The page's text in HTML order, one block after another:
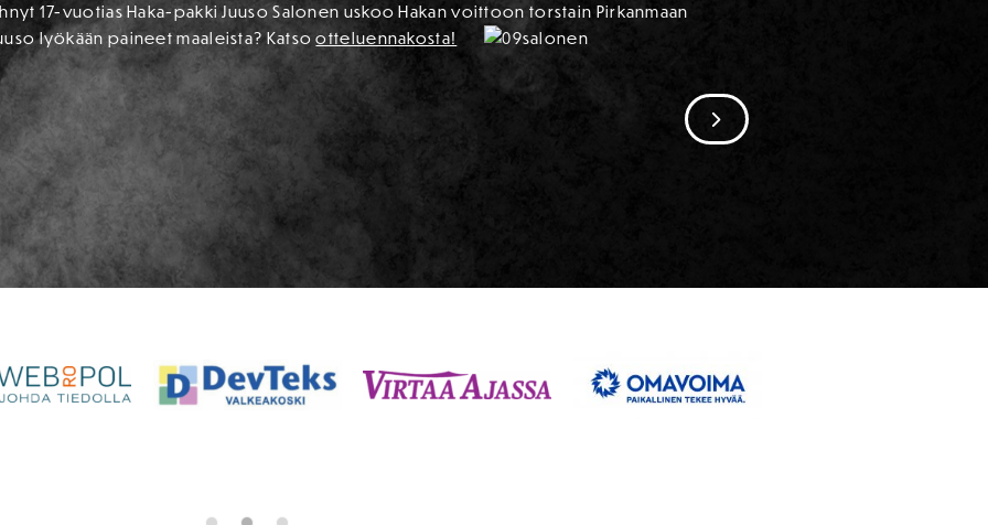
17-vuotias Haka-pakki Juuso Salonen uskoo Hakan voittoon torstain Pirkanmaan
lyökään paineet maaleista? Katsootteluennakosta!
SIIRRY SEURAAVAAN